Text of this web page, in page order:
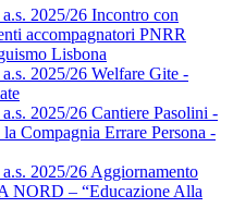
2025/26 Incontro con
accompagnatori PNRR
Lisbona
2025/26 Welfare Gite -
2025/26 Cantiere Pasolini -
Compagnia Errare Persona -
2025/26 Aggiornamento
NORD – “Educazione Alla